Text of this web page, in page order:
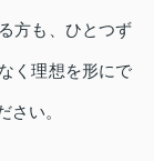
方も、ひとつず
く理想を形にで
さい。